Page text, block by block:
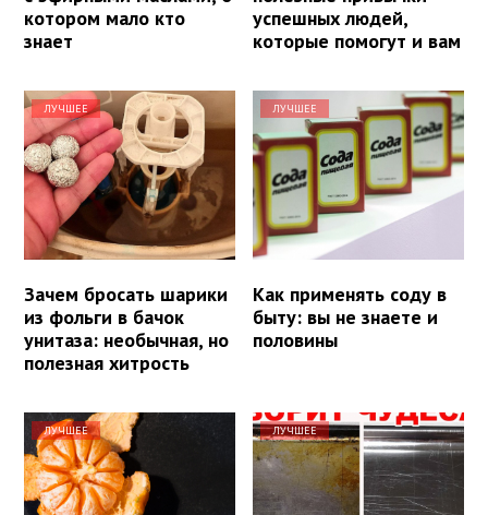
котором мало кто
знает
успешных людей,
которые помогут и вам
ЛУЧШЕЕ
Зачем бросать шарики
из фольги в бачок
унитаза: необычная, но
полезная хитрость
ЛУЧШЕЕ
Как применять соду в
быту: вы не знаете и
половины
ЛУЧШЕЕ ЛУЧШЕЕ